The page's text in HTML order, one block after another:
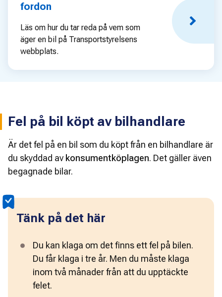
fordon
Läs om hur du tar reda på vem som
äger en bil på Transportstyrelsens
webbplats.
Fel på bil köpt av bilhandlare
Är det fel på en bil som du köpt från en bilhandlare är
du skyddad av konsumentköplagen. Det gäller även
begagnade bilar.
Tänk på det här
Du kan klaga om det finns ett fel på bilen.
Du får klaga i tre år. Men du måste klaga
inom två månader från att du upptäckte
felet.